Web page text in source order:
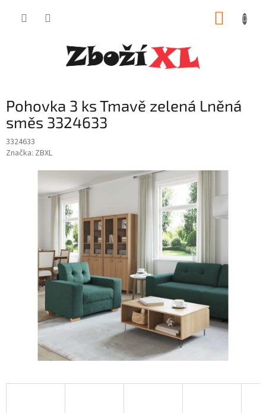
Pohovka 3 ks Tmavě zelená Lněná
směs 3324633
3324633
Značka: ZBXL